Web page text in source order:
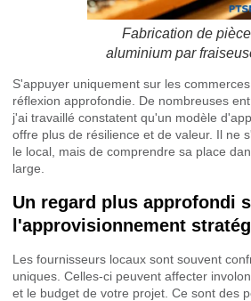
Fabrication de
aluminium par
S'appuyer uniquement sur les
réflexion approfondie. De nombreuses
j'ai travaillé constatent qu'un modèle
offre plus de résilience et de valeur. Il ne
le local, mais de comprendre sa place
large.
Un regard plus approfondi
l'approvisionnement
Les fournisseurs locaux sont souvent
uniques. Celles-ci peuvent affecter
et le budget de votre projet. Ce sont des